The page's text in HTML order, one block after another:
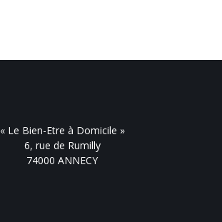
« Le Bien-Etre à Domicile »
6, rue de Rumilly
74000 ANNECY